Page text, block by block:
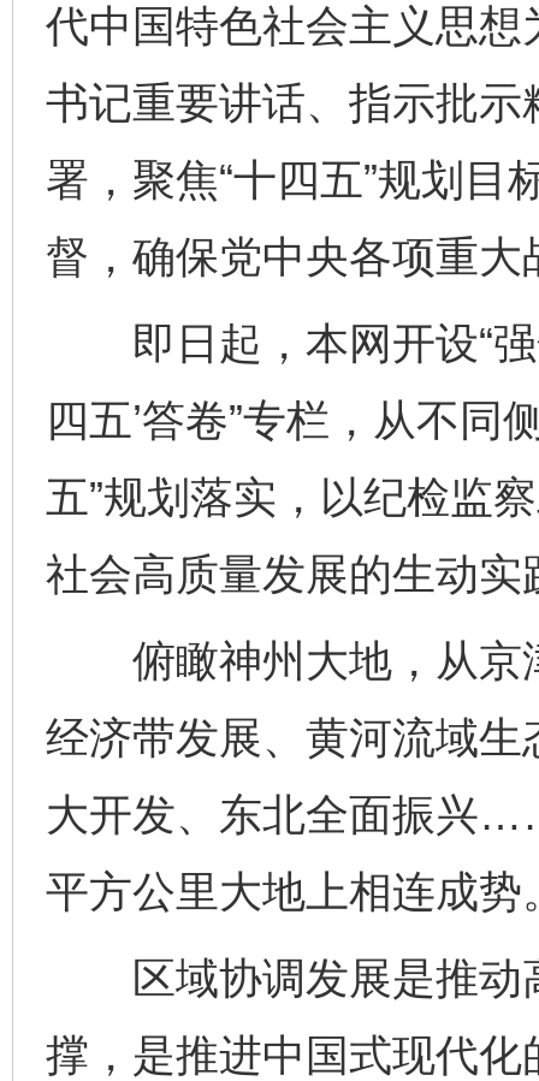
代中国特色社会主义思
书记重要讲话、指示批
署，聚焦“十四五”规划
督，确保党中央各项重
即日起，本网开设“强
四五’答卷”专栏，从不同
五”规划落实，以纪检监
社会高质量发展的生动实
俯瞰神州大地，从京
经济带发展、黄河流域
大开发、东北全面振兴
平方公里大地上相连成势
区域协调发展是推动
撑，是推进中国式现代化